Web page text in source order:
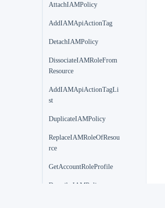
AttachIAMPolicy
AddIAMApiActionTag
DetachIAMPolicy
DissociateIAMRoleFrom
Resource
AddIAMApiActionTagLi
st
DuplicateIAMPolicy
ReplaceIAMRoleOfResou
rce
GetAccountRoleProfile
DescribeIAMPolices